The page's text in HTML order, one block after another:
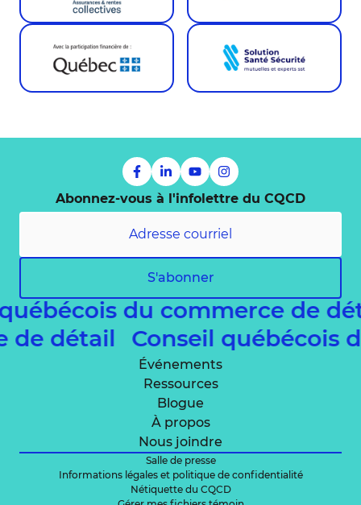
Abonnez-vous à l'infolettre du CQCD
S'abonner
du commerce de
de détailConseil
Événements
Ressources
Blogue
À propos
Nous joindre
Salle de presse
Informations légales et politique de confidentialité
Nétiquette du CQCD